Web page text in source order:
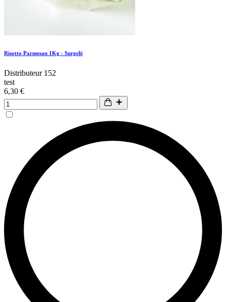
Risotto Parmesan 1Kg - Surgelé
Distributeur 152
test
6,30 €